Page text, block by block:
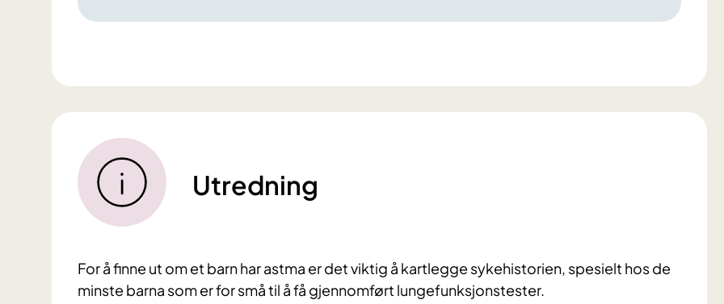
Utredning
For å finne ut om et barn har astma er det viktig å kartlegge sykehistorien, spesielt hos de
minste barna som er for små til å få gjennomført lungefunksjonstester.